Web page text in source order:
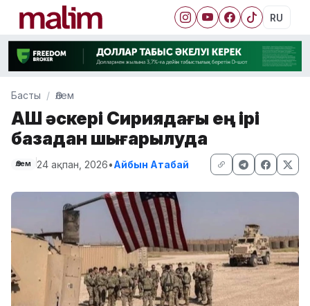
RU
Басты Әлем
АҚШ әскері Сириядағы ең ірі
базадан шығарылуда
Әлем 24 ақпан, 2026•Айбын Атабай